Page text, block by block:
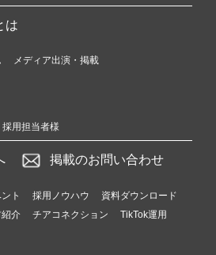
は
メディア出演・掲載
用担当者様
掲載のお問い合わせ
ト 採用ノウハウ
資料ダウンロード
紹介 チアコネクション
TikTok運用